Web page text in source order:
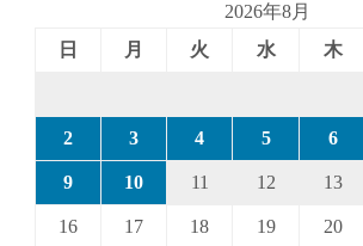
2026年8月
日
月 火 水 木
2 3 4 5 6
9 10 11 12 13
16 17 18 19 20